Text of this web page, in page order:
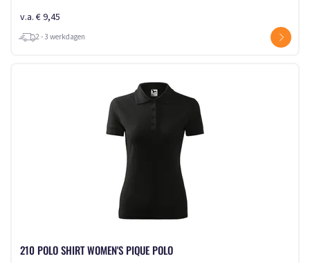
v.a. € 9,45
2 - 3 werkdagen
210 POLO SHIRT WOMEN'S PIQUE POLO